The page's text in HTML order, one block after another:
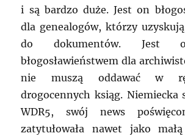
i są bardzo duże. Jest on
dla genealogów, którzy
do dokumentów. Jest
błogosławieństwem dla
nie muszą oddawać w
drogocennych ksiąg. Niemiecka
WDR5, swój news
zatytułowała nawet jako